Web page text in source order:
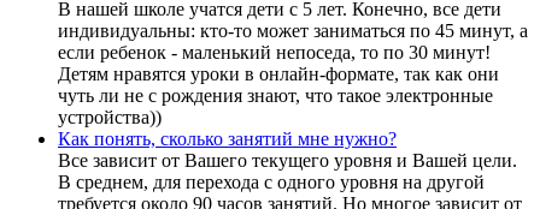
В нашей школе учатся дети с 5 лет. Конечно, все дети
индивидуальны: кто-то может заниматься по 45 минут, а
если ребенок - маленький непоседа, то по 30 минут!
Детям нравятся уроки в онлайн-формате, так как они
чуть ли не с рождения знают, что такое электронные
устройства))
Как понять, сколько занятий мне нужно?
Все зависит от Вашего текущего уровня и Вашей цели.
В среднем, для перехода с одного уровня на другой
требуется около 90 часов занятий. Но многое зависит от